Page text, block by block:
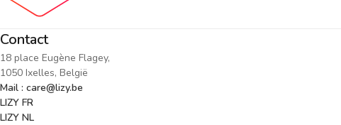
Contact
18 place Eugène Flagey,
1050 Ixelles, België
Mail : care@lizy.be
LIZY FR
LIZY NL